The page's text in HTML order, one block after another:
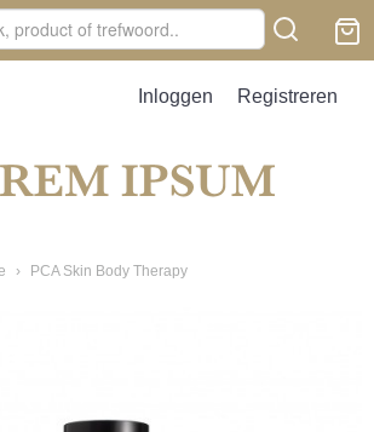
Inloggen Registreren
› PCA Skin Body Therapy